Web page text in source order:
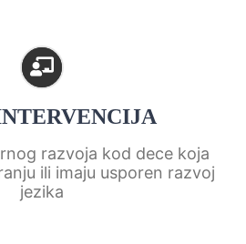
razvoja kod dece koja
ili imaju usporen razvoj
jezika